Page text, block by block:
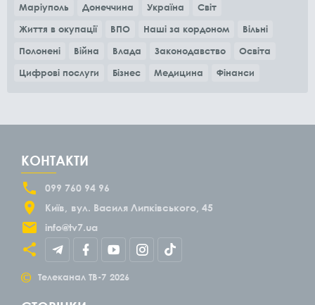
Маріуполь Донеччина Україна
Світ
Життя в окупації
ВПО Наші за кордоном
Вільні
Полонені
Війна Влада Законодавство
Освіта
Цифрові послуги
Бізнес Медицина Фінанси
КОНТАКТИ
099 760 94 96
Київ
вул. Василя Липківського, 45
info@tv7.ua
© Телеканал ТВ-7 2026